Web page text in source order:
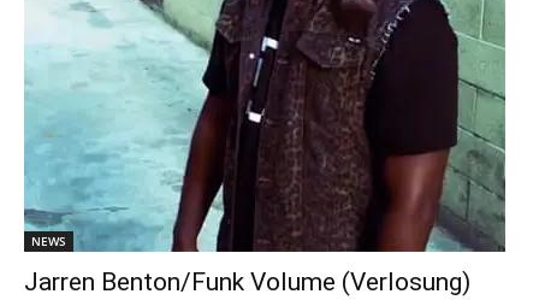
NEWS
Jarren Benton/Funk Volume (Verlosung)